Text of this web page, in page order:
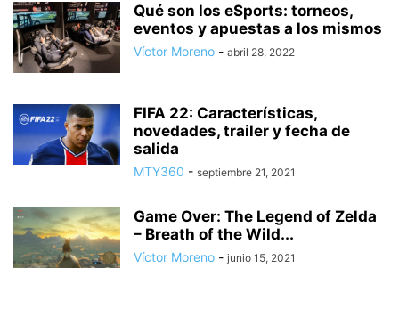
Qué son los eSports: torneos,
eventos y apuestas a los mismos
Víctor Moreno - abril 28, 2022
FIFA 22: Características,
novedades, trailer y fecha de
salida
MTY360 - septiembre 21, 2021
Game Over: The Legend of Zelda
– Breath of the Wild...
Víctor Moreno - junio 15, 2021